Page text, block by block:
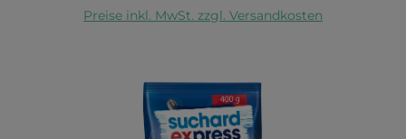
Preise inkl. MwSt. zzgl. Versandkosten
In den Warenkorb